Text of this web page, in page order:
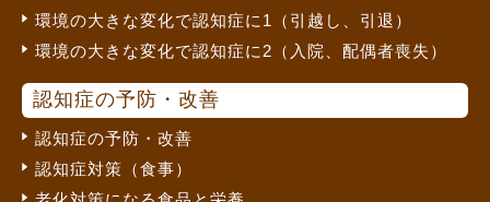
環境の大きな変化で認知症に1（引越し、引退）
環境の大きな変化で認知症に2（入院、配偶者喪失）
認知症の予防・改善
認知症の予防・改善
認知症対策（食事）